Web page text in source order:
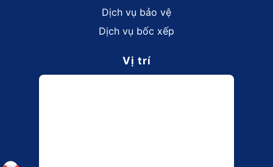
Dịch vụ bảo vệ
Dịch vụ bốc xếp
Vị trí